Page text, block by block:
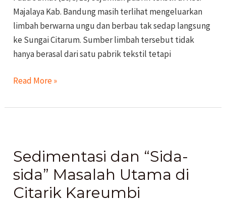
Majalaya Kab. Bandung masih terlihat mengeluarkan
limbah berwarna ungu dan berbau tak sedap langsung
ke Sungai Citarum. Sumber limbah tersebut tidak
hanya berasal dari satu pabrik tekstil tetapi
Read More »
Sedimentasi dan “Sida-
sida” Masalah Utama di
Citarik Kareumbi
“Sida-
sida”
Utama